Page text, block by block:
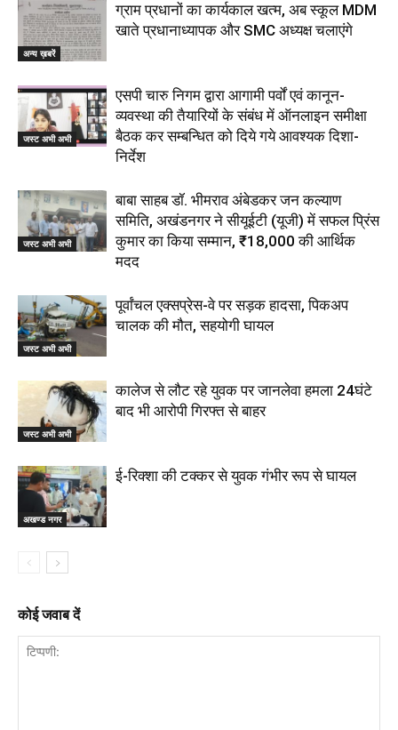
अन्य ख़बरें
ग्राम प्रधानों का कार्यकाल खत्म, अब स्कूल MDM
खाते प्रधानाध्यापक और SMC अध्यक्ष चलाएंगे
जस्ट अभी अभी
एसपी चारु निगम द्वारा आगामी पर्वों एवं कानून-
व्यवस्था की तैयारियों के संबंध में ऑनलाइन समीक्षा
बैठक कर सम्बन्धित को दिये गये आवश्यक दिशा-
निर्देश
जस्ट अभी अभी
बाबा साहब डॉ. भीमराव अंबेडकर जन कल्याण
समिति, अखंडनगर ने सीयूईटी (यूजी) में सफल प्रिंस
कुमार का किया सम्मान, ₹18,000 की आर्थिक
मदद
जस्ट अभी अभी
पूर्वांचल एक्सप्रेस-वे पर सड़क हादसा, पिकअप
चालक की मौत, सहयोगी घायल
जस्ट अभी अभी
कालेज से लौट रहे युवक पर जानलेवा हमला 24घंटे
बाद भी आरोपी गिरफ्त से बाहर
अखण्ड नगर
ई-रिक्शा की टक्कर से युवक गंभीर रूप से घायल
कोई जवाब दें